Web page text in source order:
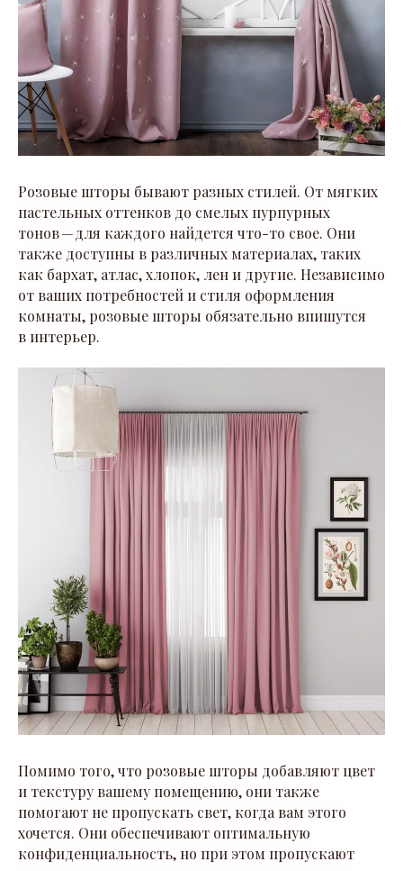
Розовые шторы бывают разных стилей. От мягких
пастельных оттенков до смелых пурпурных
тонов — для каждого найдется что-то свое. Они
также доступны в различных материалах, таких
как бархат, атлас, хлопок, лен и другие. Независимо
от ваших потребностей и стиля оформления
комнаты, розовые шторы обязательно впишутся
в интерьер.
Помимо того, что розовые шторы добавляют цвет
и текстуру вашему помещению, они также
помогают не пропускать свет, когда вам этого
хочется. Они обеспечивают оптимальную
конфиденциальность, но при этом пропускают